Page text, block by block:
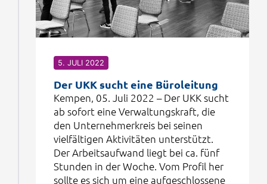
5. JULI 2022
Der UKK sucht eine Büroleitung
Kempen, 05. Juli 2022 – Der UKK sucht
ab sofort eine Verwaltungskraft, die
den Unternehmerkreis bei seinen
vielfältigen Aktivitäten unterstützt.
Der Arbeitsaufwand liegt bei ca. fünf
Stunden in der Woche. Vom Profil her
sollte es sich um eine aufgeschlossene